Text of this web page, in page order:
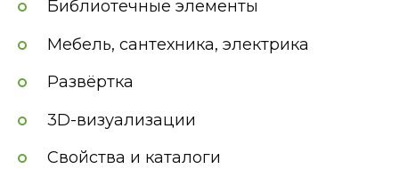
Библиотечные элементы
Мебель, сантехника, электрика
Развёртка
3D-визуализации
Свойства и каталоги